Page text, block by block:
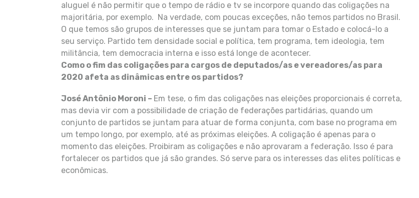
aluguel é não permitir que o tempo de rádio e tv se incorpore quando das coligações na
majoritária, por exemplo. Na verdade, com poucas exceções, não temos partidos no Brasil.
O que temos são grupos de interesses que se juntam para tomar o Estado e colocá-lo a
seu serviço. Partido tem densidade social e política, tem programa, tem ideologia, tem
militância, tem democracia interna e isso está longe de acontecer.
Como o fim das coligações para cargos de deputados/as e vereadores/as para
2020 afeta as dinâmicas entre os partidos?
José Antônio Moroni – Em tese, o fim das coligações nas eleições proporcionais é correta,
mas devia vir com a possibilidade de criação de federações partidárias, quando um
conjunto de partidos se juntam para atuar de forma conjunta, com base no programa em
um tempo longo, por exemplo, até as próximas eleições. A coligação é apenas para o
momento das eleições. Proibiram as coligações e não aprovaram a federação. Isso é para
fortalecer os partidos que já são grandes. Só serve para os interesses das elites políticas e
econômicas.